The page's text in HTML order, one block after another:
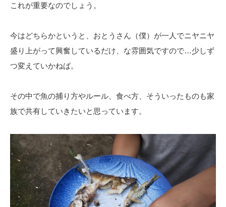
これが重要なのでしょう。
今はどちらかというと、おとうさん（僕）が一人でニヤニヤ
盛り上がって興奮しているだけ、な雰囲気ですので…少しず
つ変えていかねば。
その中で魚の捕り方やルール、食べ方、そういったものも家
族で共有していきたいと思っています。